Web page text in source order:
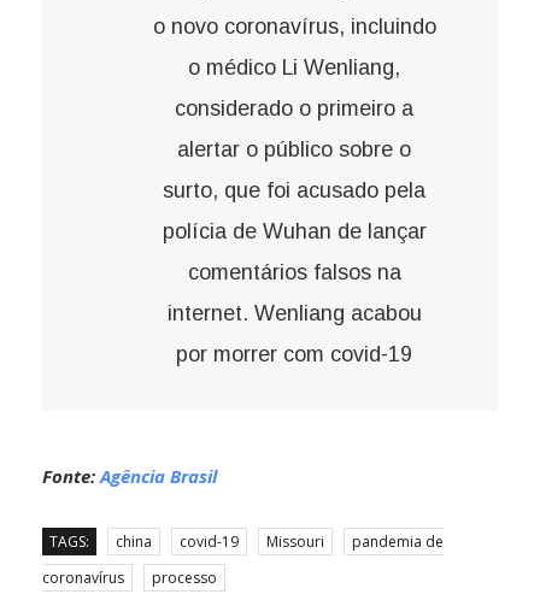
o novo coronavírus, incluindo
o médico Li Wenliang,
considerado o primeiro a
alertar o público sobre o
surto, que foi acusado pela
polícia de Wuhan de lançar
comentários falsos na
internet. Wenliang acabou
por morrer com covid-19
Fonte:Agência Brasil
TAGS: china covid-19 Missouri
pandemia de
coronavírus
processo